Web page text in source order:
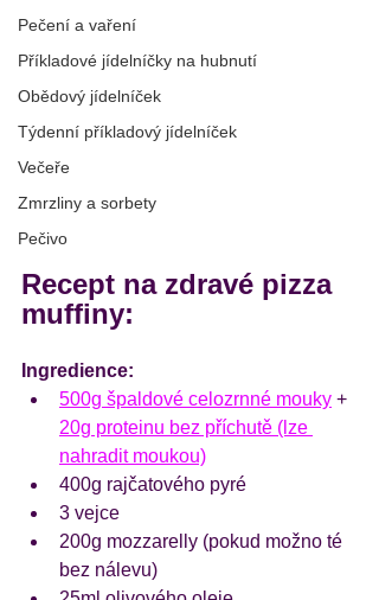
Pečení a vaření
Příkladové jídelníčky na hubnutí
Obědový jídelníček
Týdenní příkladový jídelníček
Večeře
Zmrzliny a sorbety
Pečivo
Recept na zdravé pizza
muffiny:
Ingredience:
500g špaldové celozrnné mouky +
20g proteinu bez příchutě (lze
nahradit moukou)
400g rajčatového pyré
3 vejce
200g mozzarelly (pokud možno té
bez nálevu)